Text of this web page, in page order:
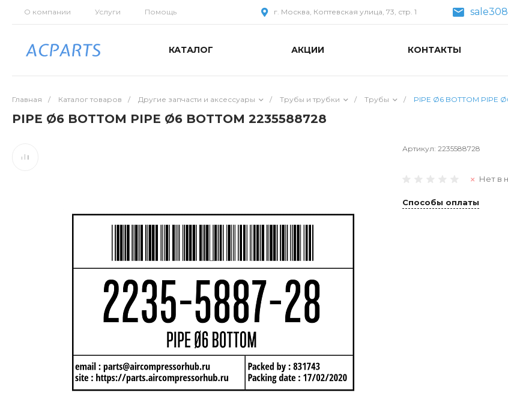
О компании Услуги Помощь г. Москва, Коптевская улица, 73, стр. 1
КАТАЛОГ АКЦИИ КОНТАКТЫ
Главная / Каталог товаров / Другие запчасти и аксессуары / Трубы и трубки / Трубы / PIPE Ø6 BOTTOM PIPE
PIPE Ø6 BOTTOM PIPE Ø6 BOTTOM 2235588728
Артикул: 2235588728
Нет в
Способы оплаты